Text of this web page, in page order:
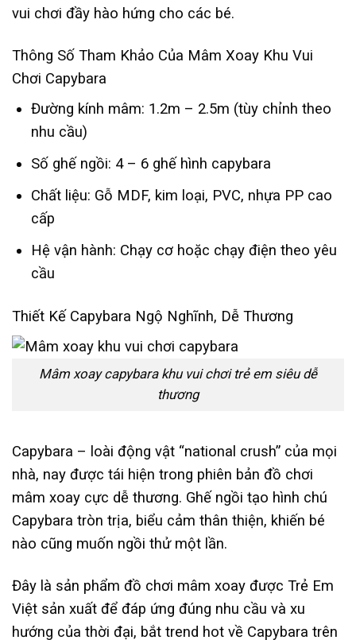
vui chơi đầy hào hứng cho các bé.
Thông Số Tham Khảo Của Mâm Xoay Khu Vui
Chơi Capybara
Đường kính mâm: 1.2m – 2.5m (tùy chỉnh theo
nhu cầu)
Số ghế ngồi: 4 – 6 ghế hình capybara
Chất liệu: Gỗ MDF, kim loại, PVC, nhựa PP cao
cấp
Hệ vận hành: Chạy cơ hoặc chạy điện theo yêu
cầu
Thiết Kế Capybara Ngộ Nghĩnh, Dễ Thương
Mâm xoay capybara khu vui chơi trẻ em siêu dễ
thương
Capybara – loài động vật “national crush” của mọi
nhà, nay được tái hiện trong phiên bản đồ chơi
mâm xoay cực dễ thương. Ghế ngồi tạo hình chú
Capybara tròn trịa, biểu cảm thân thiện, khiến bé
nào cũng muốn ngồi thử một lần.
Đây là sản phẩm đồ chơi mâm xoay được Trẻ Em
Việt sản xuất để đáp ứng đúng nhu cầu và xu
hướng của thời đại, bắt trend hot về Capybara trên